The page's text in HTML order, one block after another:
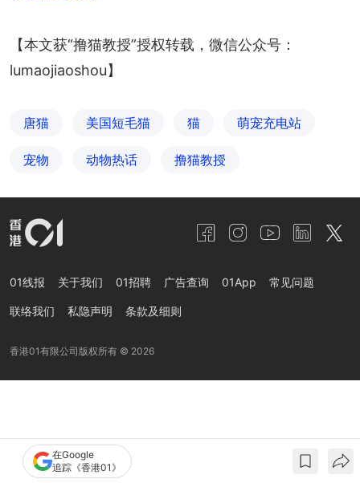
【本文获“撸猫教授”授权转载，微信公众号：
lumaojiaoshou】
唐猫 美国短毛猫 猫 萌宠充电站
宠物 动物热话 撸猫教授
在Google
追踪《香港01》
01线报 关于我们 01招聘 广告查询 01App 常见问题
联络我们 私隐声明 条款及细则
香港01有限公司版权所有 © 2026